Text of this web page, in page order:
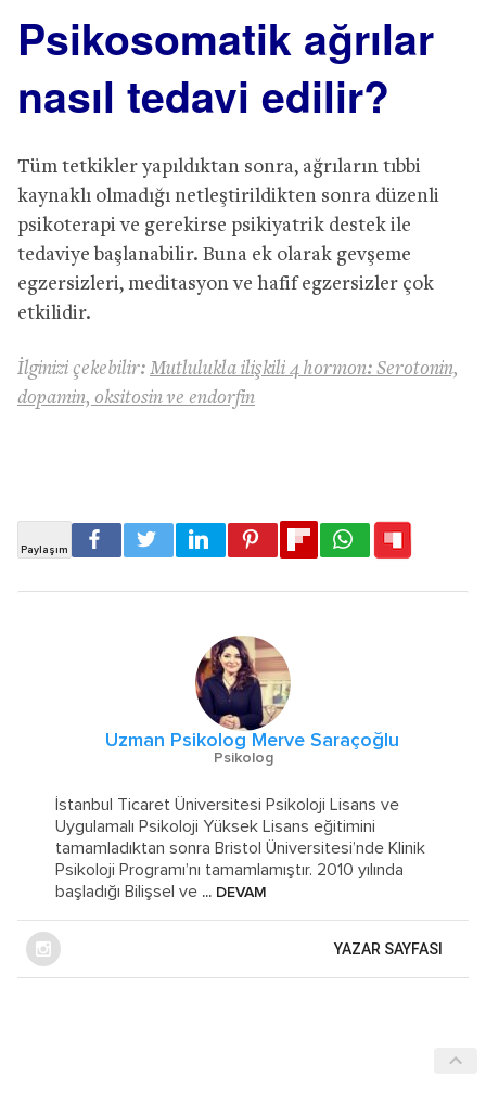
Psikosomatik ağrılar
nasıl tedavi edilir?
Tüm tetkikler yapıldıktan sonra, ağrıların tıbbi
kaynaklı olmadığı netleştirildikten sonra düzenli
psikoterapi ve gerekirse psikiyatrik destek ile
tedaviye başlanabilir. Buna ek olarak gevşeme
egzersizleri, meditasyon ve hafif egzersizler çok
etkilidir.
İlginizi çekebilir: Mutlulukla ilişkili 4 hormon: Serotonin,
dopamin, oksitosin ve endorfin
Uzman Psikolog Merve Saraçoğlu
Psikolog
İstanbul Ticaret Üniversitesi Psikoloji Lisans ve
Uygulamalı Psikoloji Yüksek Lisans eğitimini
tamamladıktan sonra Bristol Üniversitesi’nde Klinik
Psikoloji Programı’nı tamamlamıştır. 2010 yılında
başladığı Bilişsel ve ... DEVAM
YAZAR SAYFASI